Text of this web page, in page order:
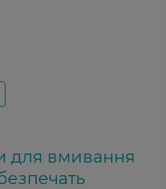
для вмивання